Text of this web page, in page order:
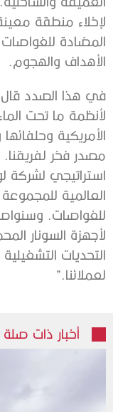
لإخلاء منطقة
المضادة
الأهداف والهجوم.
في هذا الصدد قال
لأنظمة ما تحت
الأمريكية
مصدر فخر لفريقنا.
استراتيجي لشركة
العالمية
للغواصات.
لأجهزة السونار
التحديات
لعملائنا.”
أخبار ذات صلة